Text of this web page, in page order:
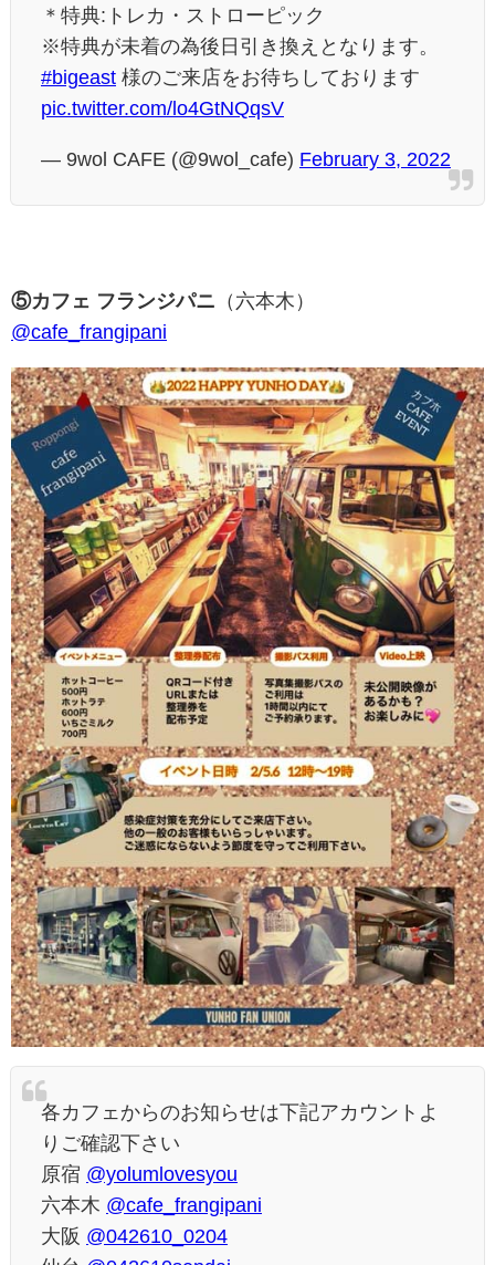
＊特典:トレカ・ストローピック
※特典が未着の為後日引き換えとなります。
#bigeast 様のご来店をお待ちしております
pic.twitter.com/lo4GtNQqsV
— 9wol CAFE (@9wol_cafe) February 3, 2022
⑤カフェ フランジパニ （六本木）
@cafe_frangipani
各カフェからのお知らせは下記アカウントよ
りご確認下さい
原宿 @yolumlovesyou
六本木 @cafe_frangipani
大阪 @042610_0204